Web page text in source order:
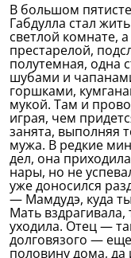
В большом
Габдулла стал
светлой комнате,
престарелой,
полутемная, одна
шубами и
горшками,
мукой. Там и
играя, чем
занята, выполняя
мужа. В редкие
дел, она
нары, но не
уже доносился
— Мамдудэ, куда
Мать
уходила. Отец —
долговязого —
половину дома, да